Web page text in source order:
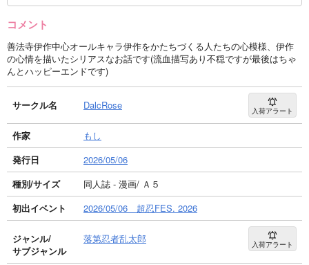
コメント
善法寺伊作中心オールキャラ伊作をかたちづくる人たちの心模様、伊作
の心情を描いたシリアスなお話です(流血描写あり不穏ですが最後はちゃ
んとハッピーエンドです)
サークル名 DalcRose 入荷アラート
作家
もし
発行日
2026/05/06
種別/サイズ
同人誌 - 漫画/ Ａ５
初出イベント
2026/05/06 超忍FES. 2026
ジャンル/
サブジャンル
落第忍者乱太郎 入荷アラート